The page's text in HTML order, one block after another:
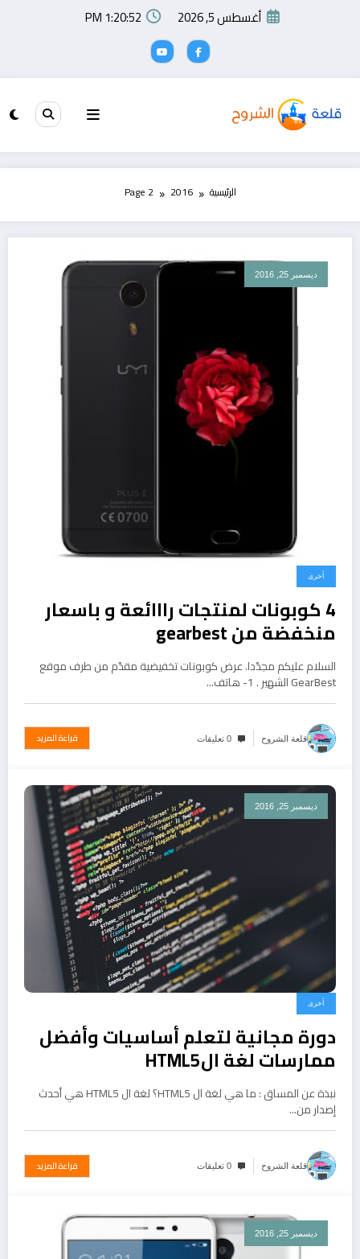
أغسطس 5, 2026 1:20:53 PM
الرئيسية 2016
Page 2
ديسمبر 25, 2016
أخرى
4 كوبونات لمنتجات رااائعة و باسعار
منخفضة من gearbest
السلام عليكم مجدّدا. عرض كوبونات تخفيضية مقدّم من طرف موقع
GearBest الشهير . 1- هاتف…
قلعة الشروح 0 تعليقات قراءة المزيد
ديسمبر 25, 2016
أخرى
دورة مجانية لتعلم أساسيات وأفضل
ممارسات لغة الHTML5
نبذة عن المساق : ما هي لغة ال HTML5؟ لغة ال HTML5 هي أحدث
إصدار من…
قلعة الشروح 0 تعليقات قراءة المزيد
ديسمبر 25, 2016